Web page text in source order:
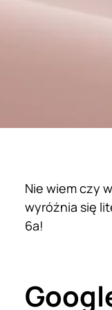
Nie wiem czy
wyróżnia się
6a!